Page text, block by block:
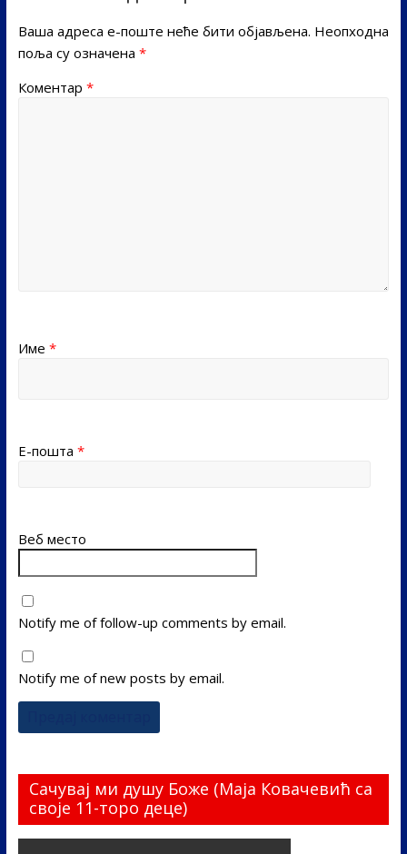
Ваша адреса е-поште неће бити објављена. Неопходна
поља су означена *
Коментар *
Име *
Е-пошта *
Веб место
Notify me of follow-up comments by email.
Notify me of new posts by email.
Сачувај ми душу Боже (Маја Ковачевић са
своје 11-торо деце)